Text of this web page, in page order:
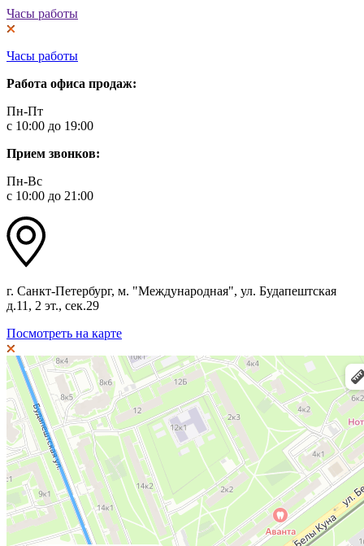
Часы работы
Часы работы
Работа офиса продаж:
Пн-Пт
с 10:00 до 19:00
Прием звонков:
Пн-Вс
с 10:00 до 21:00
г. Санкт-Петербург, м. "Международная", ул. Будапештская
д.11, 2 эт., сек.29
Посмотреть на карте